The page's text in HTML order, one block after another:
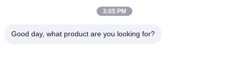
Wegwerf-Subdermal-Nadel-Elektroden-einzelne Führung mit
3:05 PM
Good day, what product are you looking for?